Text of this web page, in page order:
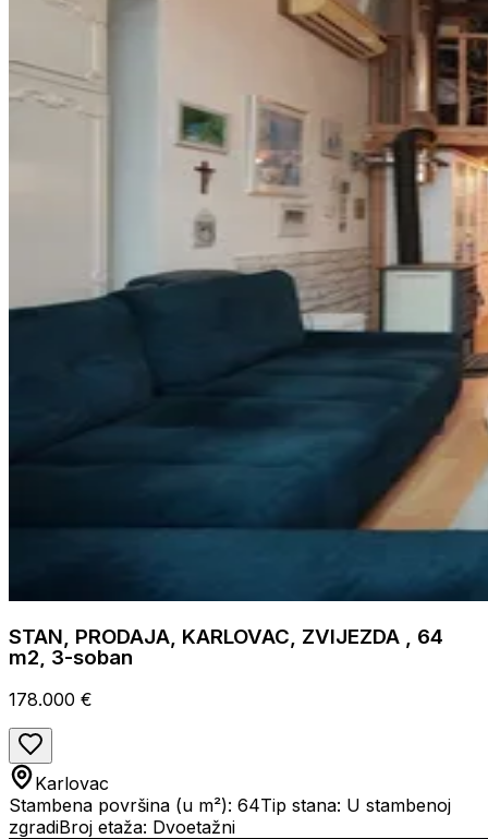
STAN, PRODAJA, KARLOVAC, ZVIJEZDA , 64
m2, 3-soban
178.000 €
Karlovac
Stambena površina (u m²): 64Tip stana: U stambenoj
zgradiBroj etaža: Dvoetažni